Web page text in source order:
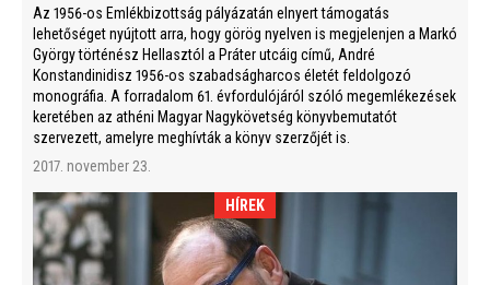
Az 1956-os Emlékbizottság pályázatán elnyert támogatás
lehetőséget nyújtott arra, hogy görög nyelven is megjelenjen a Markó
György történész Hellasztól a Práter utcáig című, André
Konstandinidisz 1956-os szabadságharcos életét feldolgozó
monográfia. A forradalom 61. évfordulójáról szóló megemlékezések
keretében az athéni Magyar Nagykövetség könyvbemutatót
szervezett, amelyre meghívták a könyv szerzőjét is.
2017. november 23.
HÍREK